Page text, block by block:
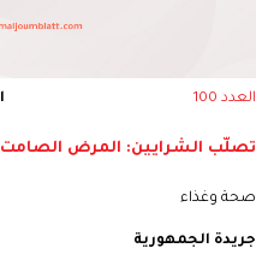
العدد 100
تصلّب الشرايين: المرض
صحة وغذاء
جريدة الجمهورية